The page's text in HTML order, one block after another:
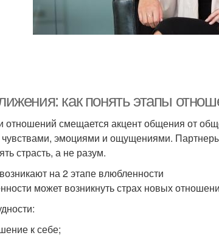
как понять этапы
отношений смещается акцент общения от
эмоциями и ощущениями.
страсть, а не разум.
на 2 этапе влюбленности
может возникнуть страх новых
к себе;